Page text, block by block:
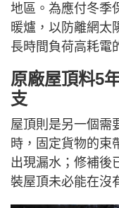
地區。為應付冬季
暖爐，以防離網太
長時間負荷高耗電
原廠屋頂料5
支
屋頂則是另一個需
時，固定貨物的束
出現漏水；修補後
裝屋頂未必能在沒